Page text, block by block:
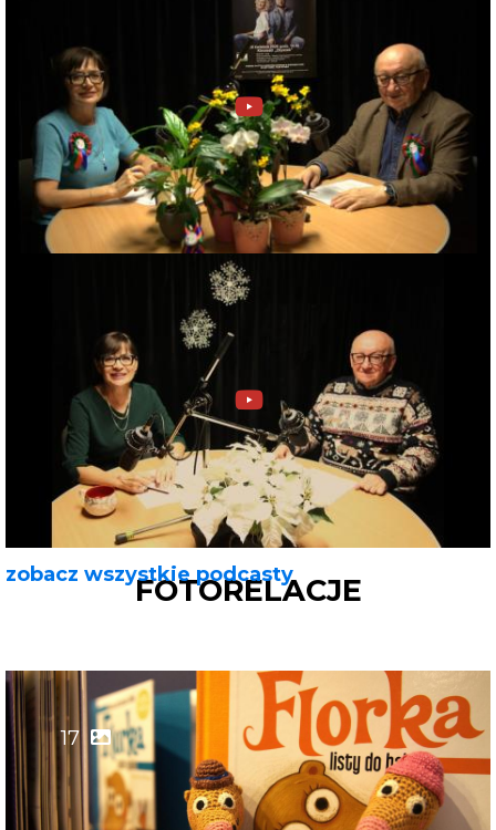
zobacz wszystkie podcasty
FOTORELACJE
17